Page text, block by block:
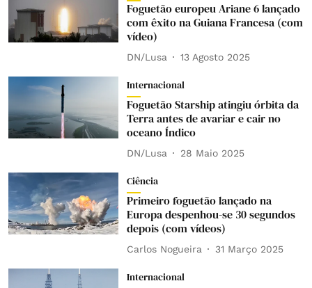
Foguetão europeu Ariane 6 lançado
com êxito na Guiana Francesa (com
vídeo)
DN/Lusa 13 Agosto 2025
Internacional
Foguetão Starship atingiu órbita da
Terra antes de avariar e cair no
oceano Índico
DN/Lusa 28 Maio 2025
Ciência
Primeiro foguetão lançado na
Europa despenhou-se 30 segundos
depois (com vídeos)
Carlos Nogueira 31 Março 2025
Internacional